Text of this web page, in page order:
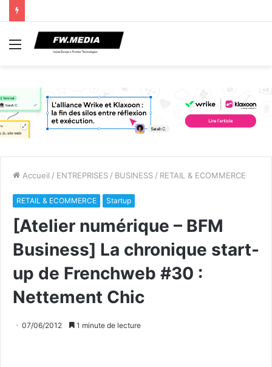
Menu
Accueil / ENTREPRISES / BUSINESS / RETAIL & ECOMMERCE
RETAIL & ECOMMERCE Startup
[Atelier numérique – BFM
Business] La chronique start-
up de Frenchweb #30 :
Nettement Chic
07/06/2012 1 minute de lecture